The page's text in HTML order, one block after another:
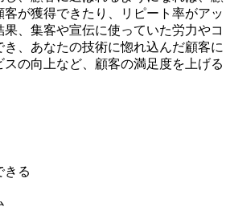
が獲得できたり、リピート率がアッ
、集客や宣伝に使っていた労力やコ
、 あなたの技術に惚れ込んだ顧客に
の向上など、顧客の満足度を上げる
きる